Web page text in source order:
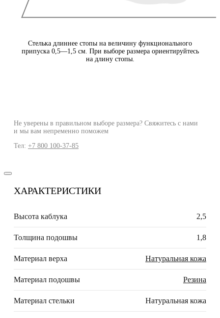
Стелька длиннее стопы на величину функционального
припуска 0,5—1,5 см. При выборе размера ориентируйтесь
на длину стопы.
Не уверены в правильном выборе размера? Свяжитесь с нами
и мы вам непременно поможем
Тел: +7 800 100-37-85
ХАРАКТЕРИСТИКИ
Высота каблука 2,5
Толщина подошвы 1,8
Материал верха Натуральная кожа
Материал подошвы Резина
Материал стельки Натуральная кожа